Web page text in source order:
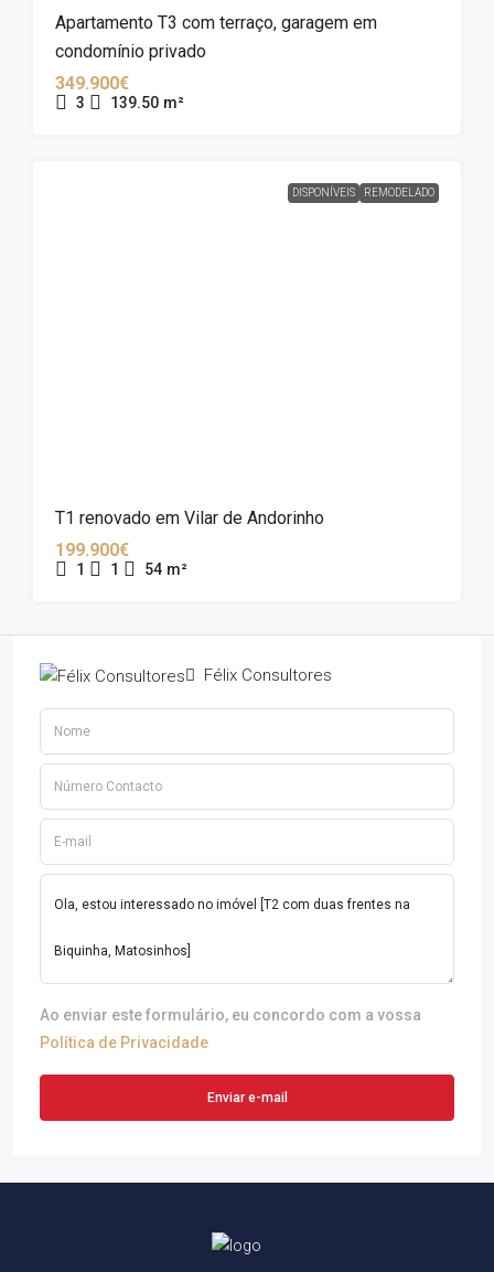
Apartamento T3 com terraço, garagem em
condomínio privado
349.900€
3 139.50 m²
DISPONÍVEIS REMODELADO
T1 renovado em Vilar de Andorinho
199.900€
1 1 54 m²
Félix Consultores
Ao enviar este formulário, eu concordo com a vossa
Política de Privacidade
Enviar e-mail